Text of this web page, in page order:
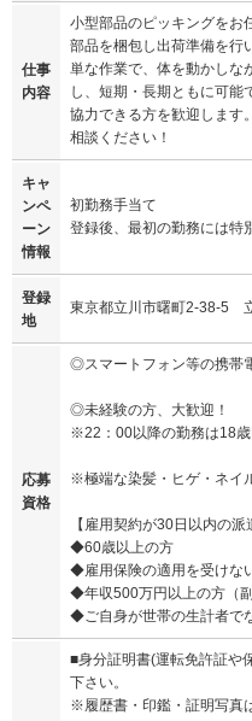
仕事
内容
小型部品のピッキングをお
部品を梱包し出荷準備を行
単な作業で、体を動かしな
し、短期・長期ともに可能
協力できる方を歓迎します
相談ください！
キャ
ンペ
ーン
情報
初勤務手当て
登録後、最初の勤務には特
登録
地
東京都立川市曙町2-38-5
応募
資格
◎スマートフォン等の携帯
◎未経験の方、大歓迎！
※22：00以降の勤務は18
※極端な染髪・ヒゲ・ネイ
【雇用契約が30日以内の
◆60歳以上の方
◆雇用保険の適用を受けな
◆年収500万円以上の方（副
◆ご自身が世帯の生計者で
■身分証明書(運転免許証や
下さい。
※履歴書・印鑑・証明写真